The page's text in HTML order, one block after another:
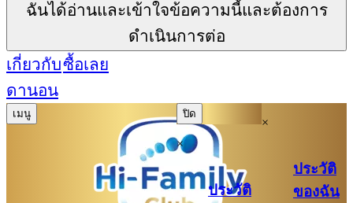
ฉันได้อ่านและเข้าใจข้อความนี้และต้องการ
ดำเนินการต่อ
เกี่ยวกับ
ดานอน
ซื้อเลย
เมนู ปิด
×
ประวัติ
×
ประวัติ
ของฉัน